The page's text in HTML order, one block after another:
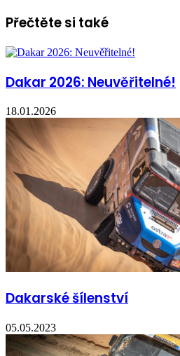
Přečtěte si také
Dakar 2026: Neuvěřitelné!
18.01.2026
Dakarské šílenství
05.05.2023